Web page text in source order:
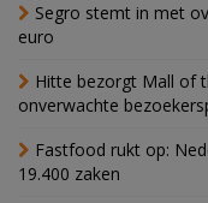
Segro stemt in met
euro
Hitte bezorgt Mall of
onverwachte
Fastfood rukt op:
19.400 zaken